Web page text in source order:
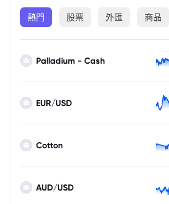
熱門 股票 外匯 商品
Palladium - Cash
EUR/USD
Cotton
AUD/USD